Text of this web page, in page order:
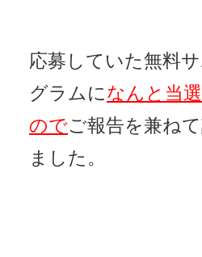
応募していた無料
グラムに なんと当
のでご報告を兼ね
ました。